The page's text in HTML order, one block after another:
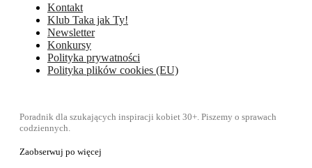
Kontakt
Klub Taka jak Ty!
Newsletter
Konkursy
Polityka prywatności
Polityka plików cookies (EU)
Poradnik dla szukających inspiracji kobiet 30+. Piszemy o sprawach
codziennych.
Zaobserwuj po więcej